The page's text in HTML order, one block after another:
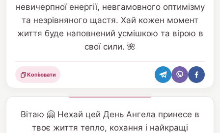
невичерпної енергії, невгамовного оптимізму
та незрівняного щастя. Хай кожен момент
життя буде наповнений усмішкою та вірою в
свої сили. 🌺
Поділитися
Копіювати
Вітаю 🤗 Нехай цей День Ангела принесе в
твоє життя тепло, кохання і найкращі